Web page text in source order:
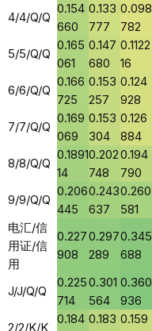
4/4/Q/Q
0.154
660
0.133
777
0.098
782
5/5/Q/Q
0.165
061
0.147
680
0.1122
16
6/6/Q/Q
0.166
725
0.153
257
0.124
928
7/7/Q/Q
0.169
069
0.153
304
0.126
884
8/8/Q/Q
0.1891
14
0.202
748
0.194
790
9/9/Q/Q
0.206
445
0.243
637
0.260
581
电汇/信
用证/信
用
0.227
908
0.297
289
0.345
688
J/J/Q/Q
0.225
714
0.301
564
0.360
936
2/2/K/K
0.184 0.183 0.159